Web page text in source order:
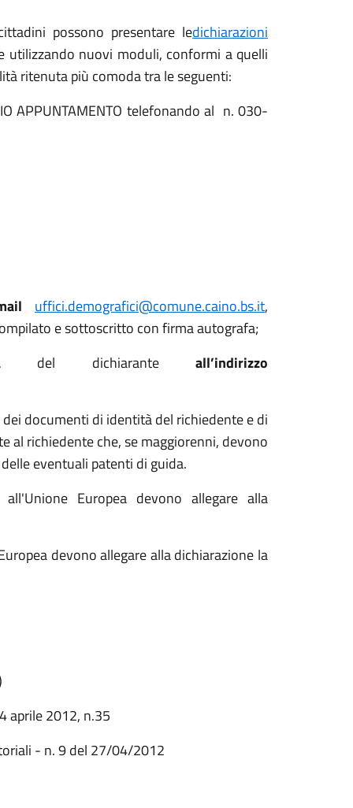
possono presentare ledichiarazioni
utilizzando nuovi moduli, conformi a quelli
ritenuta più comoda tra le seguenti:
APPUNTAMENTO telefonando al n. 030-
uffici.demografici@comune.caino.bs.it,
e sottoscritto con firma autografa;
del dichiarante all’indirizzo
documenti di identità del richiedente e di
al richiedente che, se maggiorenni, devono
eventuali patenti di guida.
Europea devono allegare alla
devono allegare alla dichiarazione la
aprile 2012, n.35
- n. 9 del 27/04/2012